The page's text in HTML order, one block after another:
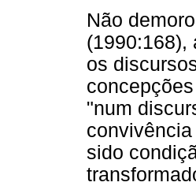
Não
(1990:168),
os
"num
sido